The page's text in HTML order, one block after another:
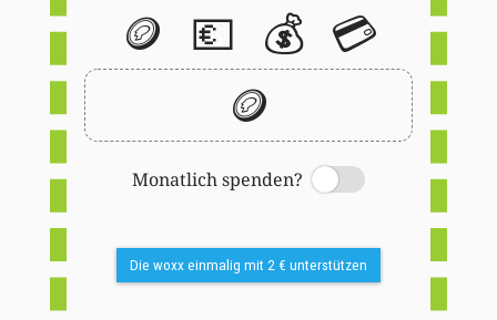
🪙 💶 💰 💳
🪙
Monatlich spenden?
Switch
Die woxx einmalig mit 2 € unterstützen